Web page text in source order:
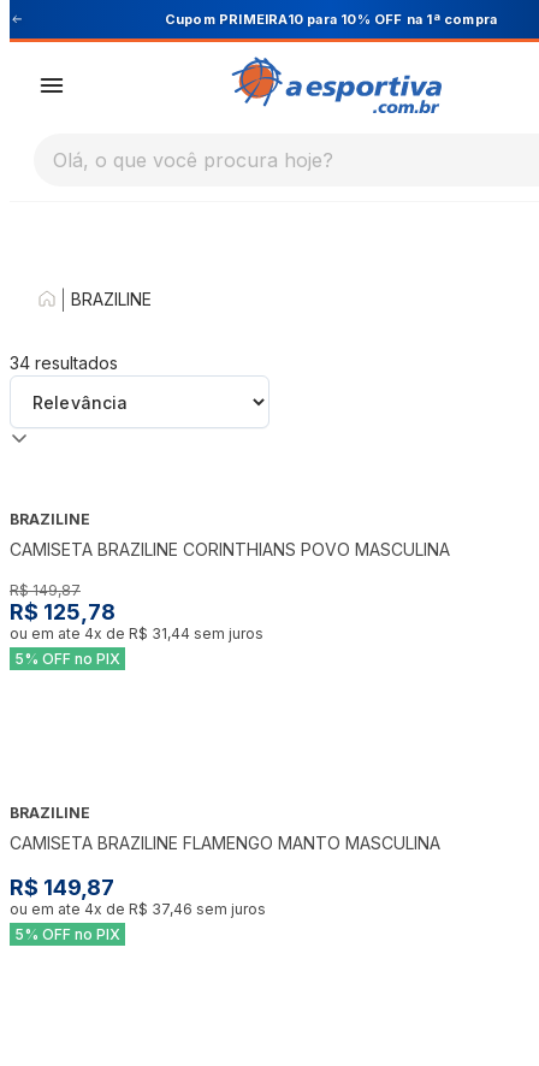
Cupom PRIMEIRA10 para 10% OFF na 1ª compra
Olá, o que você procura hoje?
BRAZILINE
34 resultados
BRAZILINE
CAMISETA BRAZILINE CORINTHIANS POVO MASCULINA
R$ 149,87
R$ 125,78
ou em ate 4x de R$ 31,44 sem juros
5% OFF no PIX
BRAZILINE
CAMISETA BRAZILINE FLAMENGO MANTO MASCULINA
R$ 149,87
ou em ate 4x de R$ 37,46 sem juros
5% OFF no PIX